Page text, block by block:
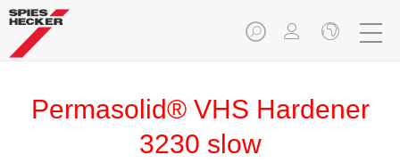
Permasolid® VHS Hardener
3230 slow